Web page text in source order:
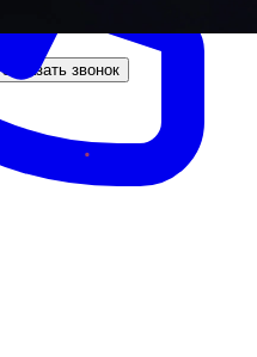
Заказать звонок